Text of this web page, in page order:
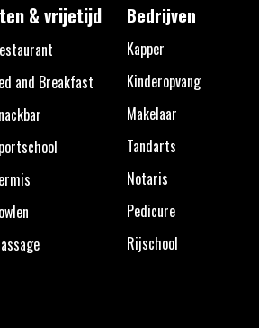
& vrijetijd
and Breakfast
Bedrijven
Kapper
Kinderopvang
Makelaar
Tandarts
Notaris
Pedicure
Rijschool